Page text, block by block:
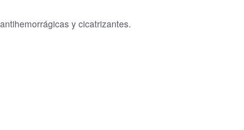
y cicatrizantes.